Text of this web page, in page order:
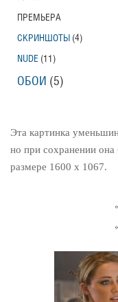
Эта картинка
но при сохранении она
размере 1600 x 1067.
ПРЕМЬЕРА
СКРИНШОТЫ (4)
NUDE (11)
ОБОИ (5)